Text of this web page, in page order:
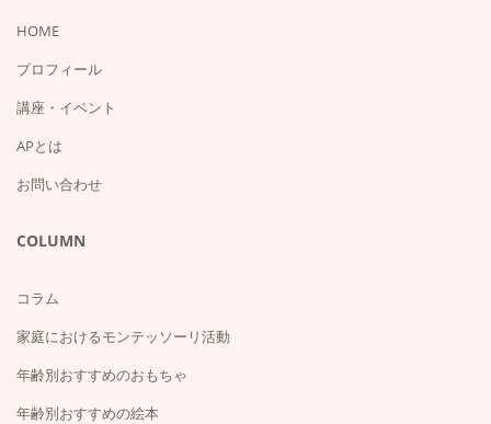
HOME
プロフィール
講座・イベント
APとは
お問い合わせ
COLUMN
コラム
家庭におけるモンテッソーリ活動
年齢別おすすめのおもちゃ
年齢別おすすめの絵本